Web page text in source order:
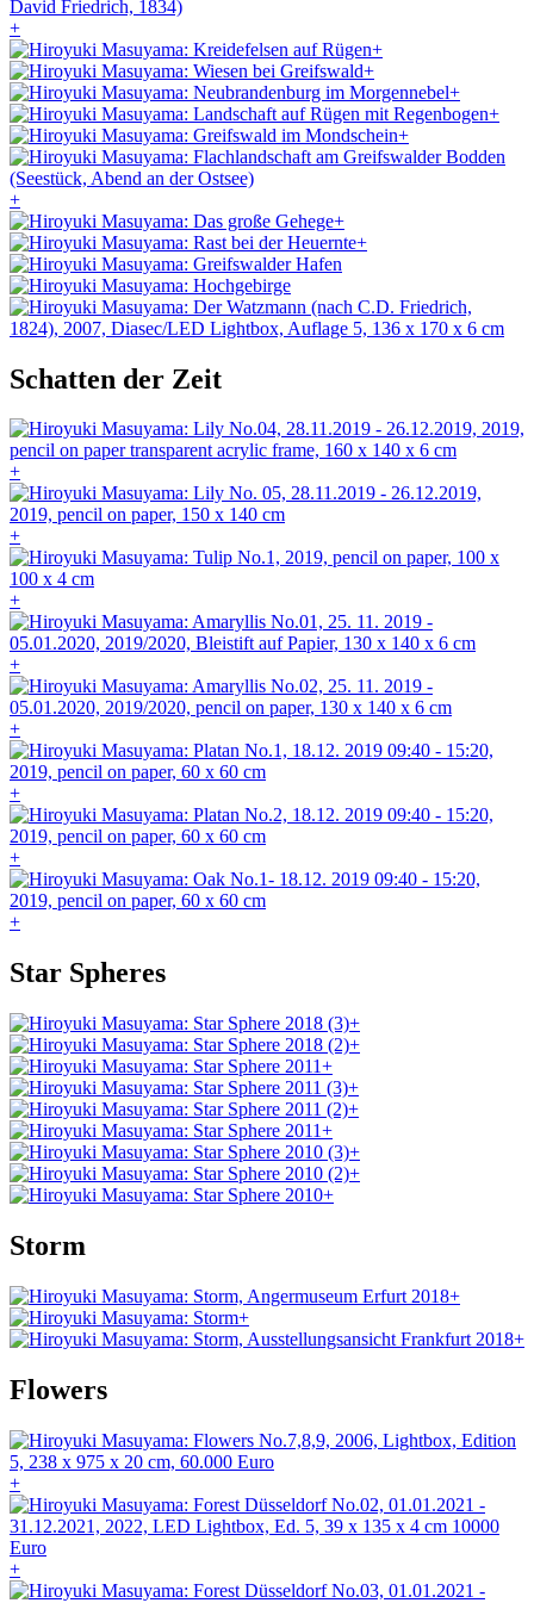
+
+
+
+
+
+
+
+
+
Schatten der Zeit
+
+
+
+
+
+
+
+
Star Spheres
+
+
+
+
+
+
+
+
+
Storm
+
+
+
Flowers
+
+